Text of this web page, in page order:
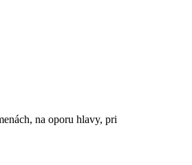
na oporu hlavy, pri